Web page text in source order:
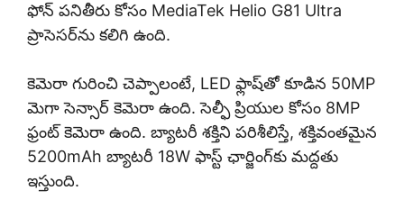
ఫోన్ పనితీరు కోసం MediaTek Helio G81 Ultra
ప్రాసెసర్‌ను కలిగి ఉంది.
కెమెరా గురించి చెప్పాలంటే, LED ఫ్లాష్‌తో కూడిన 50MP
మెగా సెన్సార్ కెమెరా ఉంది. సెల్ఫీ ప్రియుల కోసం 8MP
ఫ్రంట్ కెమెరా ఉంది. బ్యాటరీ శక్తిని పరిశీలిస్తే, శక్తివంతమైన
5200mAh బ్యాటరీ 18W ఫాస్ట్ ఛార్జింగ్‌కు మద్దతు
ఇస్తుంది.